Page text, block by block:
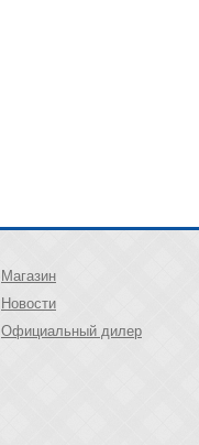
Магазин
Новости
Официальный дилер